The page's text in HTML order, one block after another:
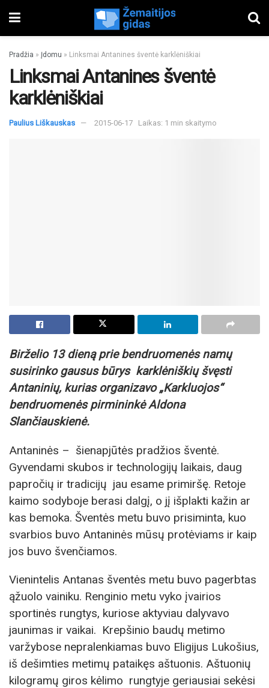
Pradžia » Įdomu » Linksmai Antanines šventė karklėniškiai
Linksmai Antanines šventė
karklėniškiai
Paulius Liškauskas 2015-06-17 Laikas: 1 min skaitymo
Birželio 13 dieną prie bendruomenės namų
susirinko gausus būrys karklėniškių švęsti
Antaninių, kurias organizavo „Karkluojos“
bendruomenės pirmininkė Aldona
Slančiauskienė.
Antaninės – šienapjūtės pradžios šventė.
Gyvendami skubos ir technologijų laikais, daug
papročių ir tradicijų jau esame primiršę. Retoje
kaimo sodyboje berasi dalgį, o jį išplakti kažin ar
kas bemoka. Šventės metu buvo prisiminta, kuo
svarbios buvo Antaninės mūsų protėviams ir kaip
jos buvo švenčiamos.
Vienintelis Antanas šventės metu buvo pagerbtas
ąžuolo vainiku. Renginio metu vyko įvairios
sportinės rungtys, kuriose aktyviau dalyvavo
jaunimas ir vaikai. Krepšinio baudų metimo
varžybose nepralenkiamas buvo Eligijus Lukošius,
iš dešimties metimų pataikęs aštuonis. Aštuonių
kilogramų giros kėlimo rungtyje geriausiai sekėsi